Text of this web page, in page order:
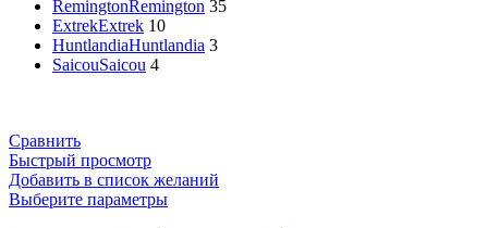
RemingtonRemington 35
ExtrekExtrek 10
HuntlandiaHuntlandia 3
SaicouSaicou 4
Сравнить
Быстрый просмотр
Добавить в список желаний
Выберите параметры